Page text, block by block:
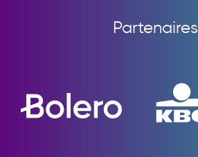
Partenaires